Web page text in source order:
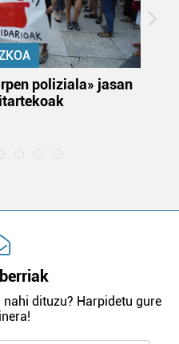
poliziala» jasan
dituzu? Harpidetu gure